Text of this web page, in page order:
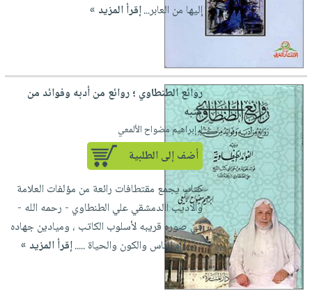
صابون
أطفال
مناسبات
فيديوهات
أسئلة
يتكرر
طرحها
خدمات
نيل
وفرات
انشر
كتابك
تواصل
معنا
التسوق
نشرة
الإصدارات
إليها من العابر...إقرأ المزيد »
روائع الطنطاوي ؛ روائع من أدبه وفوائد من
كتبه
لـ إبراهيم مضواح الألمعي
أضف إلى الطلبية
كتاب يجمع مقتطافات رائعة من مؤلفات العلامة
والاديب االدمشقي علي الطنطاوي - رحمه الله -
في صوره قريبه لأسلوب الكاتب ، وميادين جهاده
، ورؤاه للناس والكون والحياة .....إقرأ المزيد »